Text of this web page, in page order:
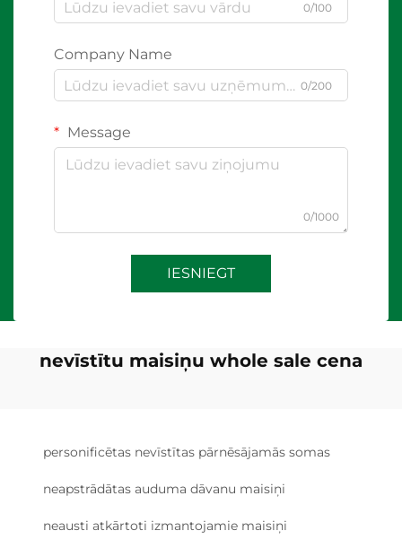
0/100
Company Name
0/200
Message
0/1000
IESNIEGT
nevīstītu maisiņu whole sale cena
personificētas nevīstītas pārnēsājamās somas
neapstrādātas auduma dāvanu maisiņi
neausti atkārtoti izmantojamie maisiņi